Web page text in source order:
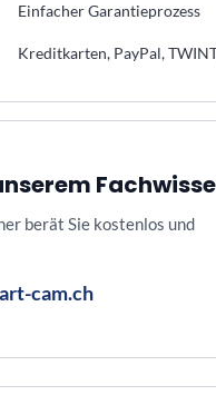
Einfacher Garantieprozess
Kreditkarten, PayPal,
berät Sie kostenlos und
cam.ch